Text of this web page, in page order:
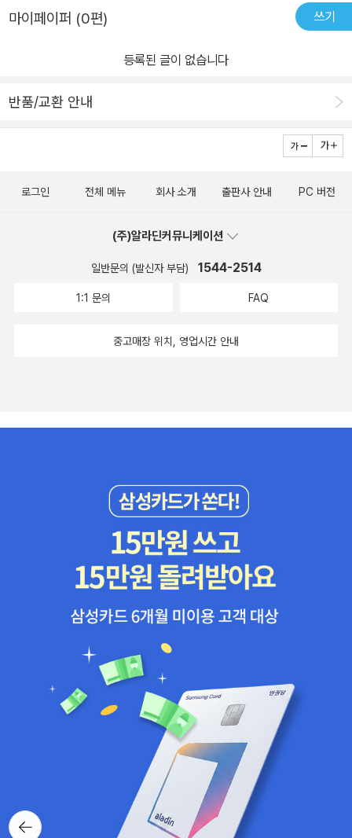
마이페이퍼 (0편) 쓰기
등록된 글이 없습니다
반품/교환 안내
뒤로가
기
로그인 전체 메뉴 회사 소개 출판사 안내 PC 버전
(주)알라딘커뮤니케이션
일반문의 (발신자 부담) 1544-2514
1:1 문의 FAQ
중고매장 위치, 영업시간 안내